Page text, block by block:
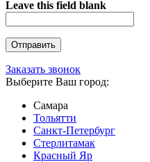
Leave this field blank
Заказать звонок
Выберите Ваш город:
Самара
Тольятти
Санкт-Петербург
Стерлитамак
Красный Яр